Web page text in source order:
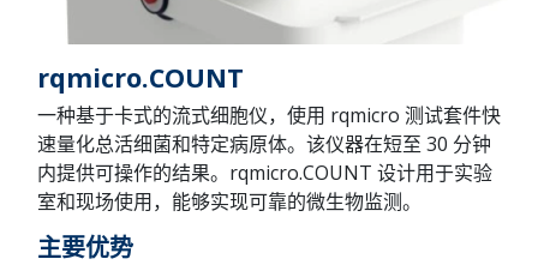
rqmicro.COUNT
一种基于卡式的流式细胞仪，使用 rqmicro 测试套件快
速量化总活细菌和特定病原体。该仪器在短至 30 分钟
内提供可操作的结果。rqmicro.COUNT 设计用于实验
室和现场使用，能够实现可靠的微生物监测。
主要优势